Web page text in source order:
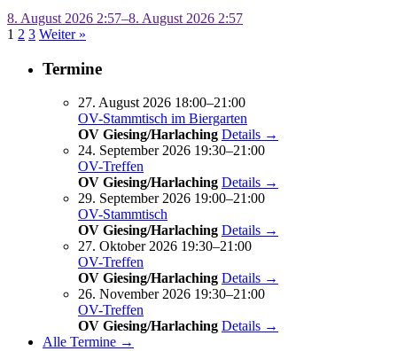
8. August 2026 2:57–8. August 2026 2:57
1 2 3 Weiter »
Termine
27. August 2026 18:00–21:00
OV-Stammtisch im Biergarten
OV Giesing/Harlaching Details →
24. September 2026 19:30–21:00
OV-Treffen
OV Giesing/Harlaching Details →
29. September 2026 19:00–21:00
OV-Stammtisch
OV Giesing/Harlaching Details →
27. Oktober 2026 19:30–21:00
OV-Treffen
OV Giesing/Harlaching Details →
26. November 2026 19:30–21:00
OV-Treffen
OV Giesing/Harlaching Details →
Alle Termine →